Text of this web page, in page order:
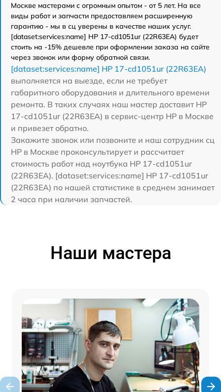
Москве мастерами с огромным опытом - от 5 лет. На все
виды работ и запчасти предоставляем расширенную
гарантию - мы в сц уверены в качестве наших услуг.
[dataset:services:name] HP 17-cd1051ur (22R63EA) будет
стоить на -15% дешевле при оформлении заказа на сайте
через звонок или форму обратной связи.
[dataset:services:name] HP 17-cd1051ur (22R63EA)
выполняется на выезде, если не требует
габаритного оборудования и длительного времени
ремонта. В таких случаях наш мастер доставит HP
17-cd1051ur (22R63EA) в сервис-центр HP в Москве
и привезет обратно.
Закажите звонок или позвоните и наш сотрудник сц
HP в Москве проконсультирует и рассчитает
стоимость работ над ноутбука HP 17-cd1051ur
(22R63EA). [dataset:services:name] HP 17-cd1051ur
(22R63EA) по нашей статистике в среднем занимает
2 часа при наличии запчастей.
Наши мастера